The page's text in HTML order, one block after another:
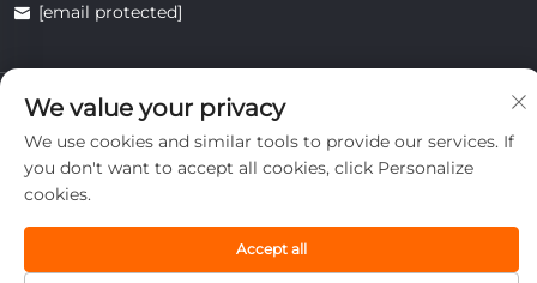
[email protected]
Всички права запазени. Copyright © 2025 Jiangsu Tongzhou
Heat Resistant Technology Co., Ltd.
поверителност
We value your privacy
We use cookies and similar tools to provide our services. If
you don't want to accept all cookies, click Personalize
cookies.
Accept all